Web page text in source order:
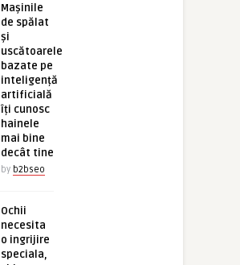
Mașinile
de spălat
și
uscătoarele
bazate pe
inteligență
artificială
îți cunosc
hainele
mai bine
decât tine
by b2bseo
Ochii
necesita
o ingrijire
speciala,